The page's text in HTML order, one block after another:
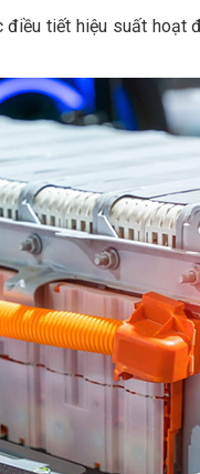
tiết hiệu suất